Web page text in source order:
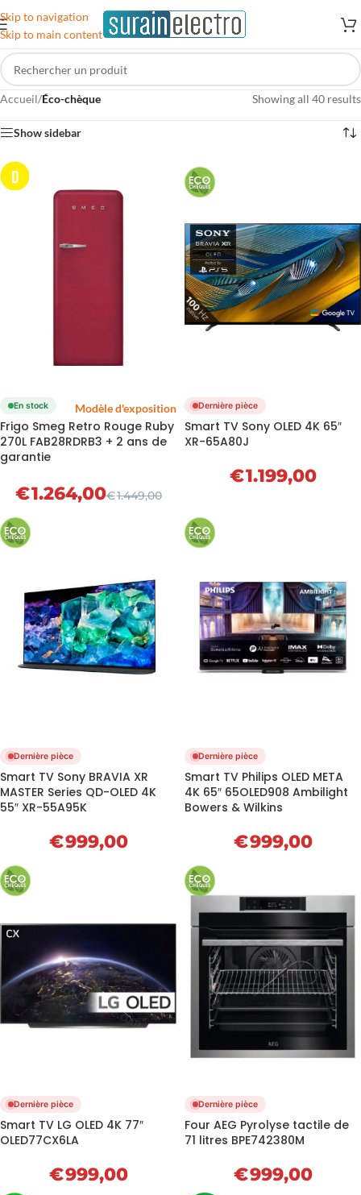
Skip to navigation
Skip to main content
Accueil/Éco-chèque Showing all 40 results
Show sidebar
Modèle d'exposition
D
En stock
Frigo Smeg Retro Rouge Ruby
270L FAB28RDRB3 + 2 ans de
garantie
€1.449,00
€1.264,00
Dernière pièce
Smart TV Sony OLED 4K 65″
XR-65A80J
€1.199,00
Dernière pièce
Smart TV Sony BRAVIA XR
MASTER Series QD-OLED 4K
55″ XR-55A95K
€999,00
Dernière pièce
Smart TV Philips OLED META
4K 65″ 65OLED908 Ambilight
Bowers & Wilkins
€999,00
Dernière pièce
Smart TV LG OLED 4K 77″
OLED77CX6LA
€999,00
Dernière pièce
Four AEG Pyrolyse tactile de
71 litres BPE742380M
€999,00